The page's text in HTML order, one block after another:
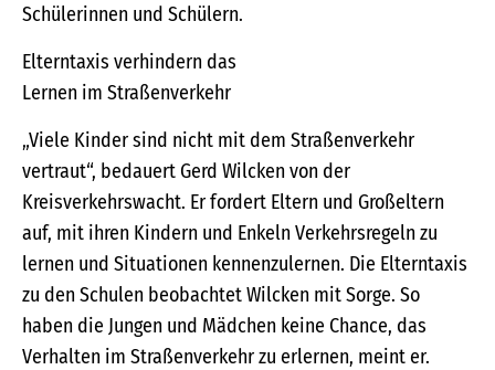
Schülerinnen und Schülern.
Elterntaxis verhindern das
Lernen im Straßenverkehr
„Viele Kinder sind nicht mit dem Straßenverkehr
vertraut“, bedauert Gerd Wilcken von der
Kreisverkehrswacht. Er fordert Eltern und Großeltern
auf, mit ihren Kindern und Enkeln Verkehrsregeln zu
lernen und Situationen kennenzulernen. Die Elterntaxis
zu den Schulen beobachtet Wilcken mit Sorge. So
haben die Jungen und Mädchen keine Chance, das
Verhalten im Straßenverkehr zu erlernen, meint er.